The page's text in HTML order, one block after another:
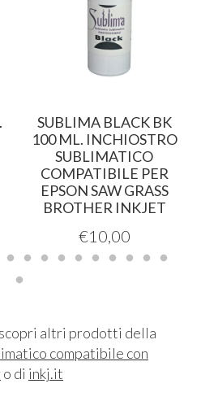
SUBLIMA BLACK BK
100 ML. INCHIOSTRO
SUBLIMATICO
COMPATIBILE PER
EPSON SAW GRASS
BROTHER INKJET
€10,00
scopri altri prodotti della
compatibile con
o di inkj.it